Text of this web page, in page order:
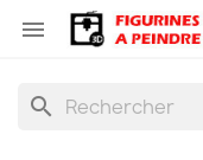

search